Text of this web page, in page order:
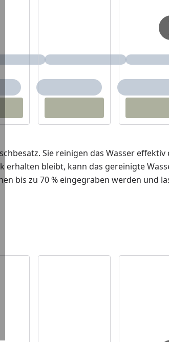
Sie reinigen das Wasser effektiv
erhalten bleibt, kann das gereinigte
bis zu 70 % eingegraben werden und